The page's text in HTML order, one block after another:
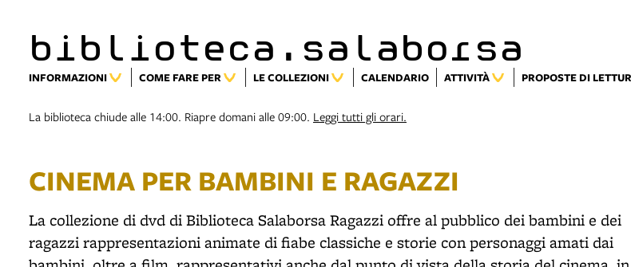
biblioteca.salaborsa
INFORMAZIONI COME FARE PER LE COLLEZIONI CALENDARIO ATTIVITÀ PROPOSTE DI
La biblioteca chiude alle 14:00. Riapre domani alle 09:00. Leggi tutti gli orari.
CINEMA PER BAMBINI E RAGAZZI
La collezione di dvd di Biblioteca Salaborsa Ragazzi offre al pubblico dei bambini e dei
ragazzi rappresentazioni animate di fiabe classiche e storie con personaggi amati dai